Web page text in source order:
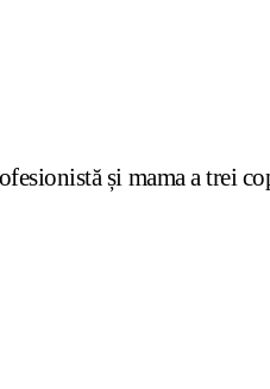
și mama a trei